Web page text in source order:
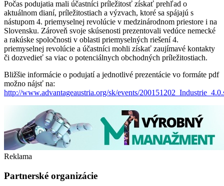
Počas podujatia mali účastníci príležitosť získať prehľad o
aktuálnom dianí, príležitostiach a výzvach, ktoré sa spájajú s
nástupom 4. priemyselnej revolúcie v medzinárodnom priestore i na
Slovensku. Zároveň svoje skúsenosti prezentovali vedúce nemecké
a rakúske spoločnosti v oblasti priemyselných riešení 4.
priemyselnej revolúcie a účastníci mohli získať zaujímavé kontakty
či dozvedieť sa viac o potenciálnych obchodných príležitostiach.
Bližšie informácie o podujatí a jednotlivé prezentácie vo formáte pdf
možno nájsť na:
http://www.advantageaustria.org/sk/events/
Reklama
Partnerské organizácie